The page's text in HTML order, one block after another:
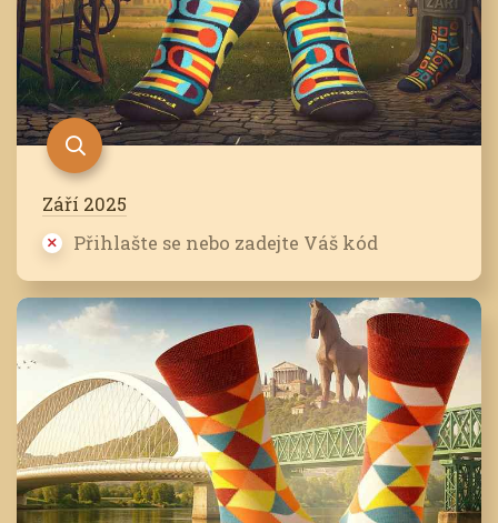
Září 2025
Přihlašte se nebo zadejte Váš kód